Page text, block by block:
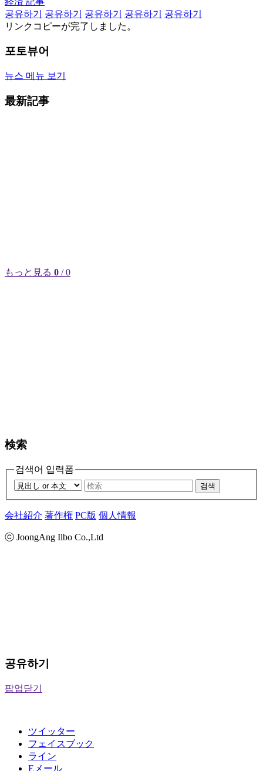
공유하기
공유하기 공유하기 공유하기
공유하기
リンクコピーが完了しました。
포토뷰어
뉴스 메뉴 보기
最新記事
もっと見る 0 / 0
検索
검색어 입력폼
검색
会社紹介 著作権 PC版 個人情報
ⓒ JoongAng Ilbo Co.,Ltd
공유하기
팝업닫기
ツイッター
フェイスブック
ライン
Eメール